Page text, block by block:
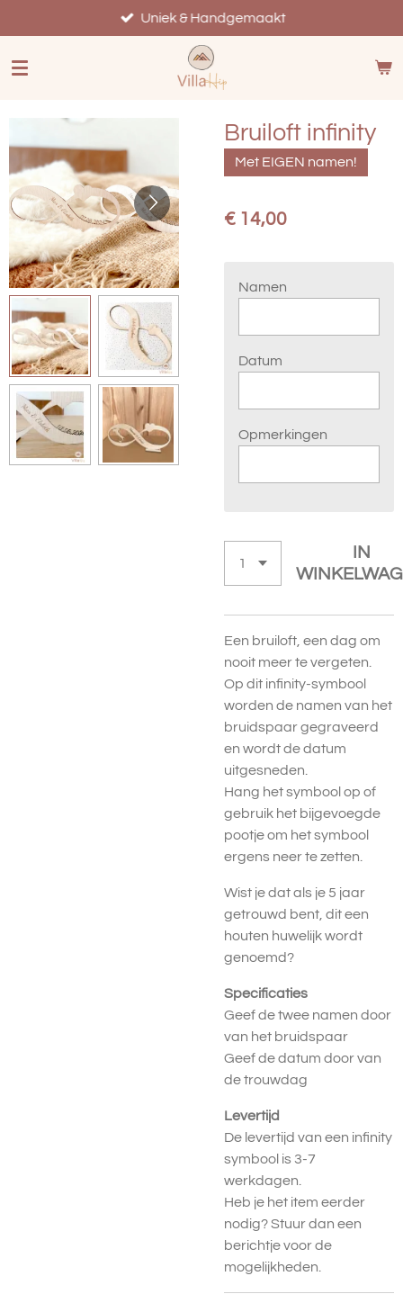
direct
naar
Uniek & Handgemaakt
Bruiloft infinity
Met EIGEN namen!
€ 14,00
Namen
Datum
Opmerkingen
IN
Een bruiloft, een dag om
nooit meer te vergeten.
Op dit infinity-symbool
worden de namen van het
bruidspaar gegraveerd
en wordt de datum
uitgesneden.
Hang het symbool op of
gebruik het bijgevoegde
pootje om het symbool
ergens neer te zetten.
Wist je dat als je 5 jaar
getrouwd bent, dit een
houten huwelijk wordt
genoemd?
Specificaties
Geef de twee namen door
van het bruidspaar
Geef de datum door van
de trouwdag
Levertijd
De levertijd van een infinity
symbool is 3-7
werkdagen.
Heb je het item eerder
nodig? Stuur dan een
berichtje voor de
mogelijkheden.